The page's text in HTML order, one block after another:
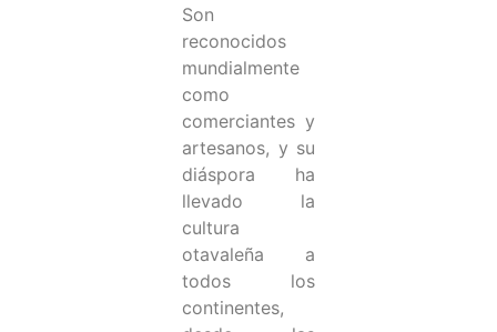
Son
reconocidos
mundialmente
como
comerciantes y
artesanos, y su
diáspora ha
llevado la
cultura
otavaleña a
todos los
continentes,